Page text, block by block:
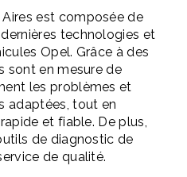
Aires est composée de
technologies et
Opel. Grâce à des
sont en mesure de
les problèmes et
adaptées, tout en
et fiable. De plus,
de diagnostic de
de qualité.